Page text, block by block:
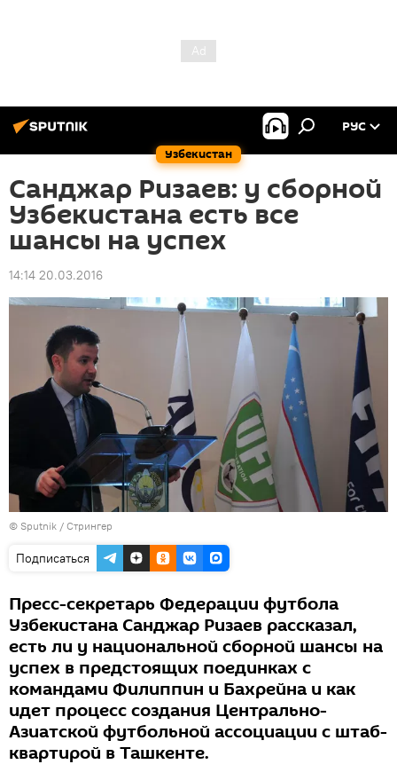
Узбекистан
РУС
Санджар Ризаев: у сборной
Узбекистана есть все
шансы на успех
14:14 20.03.2016
© Sputnik / Стрингер
Подписаться
Пресс-секретарь Федерации футбола
Узбекистана Санджар Ризаев рассказал,
есть ли у национальной сборной шансы на
успех в предстоящих поединках с
командами Филиппин и Бахрейна и как
идет процесс создания Центрально-
Азиатской футбольной ассоциации с штаб-
квартирой в Ташкенте.